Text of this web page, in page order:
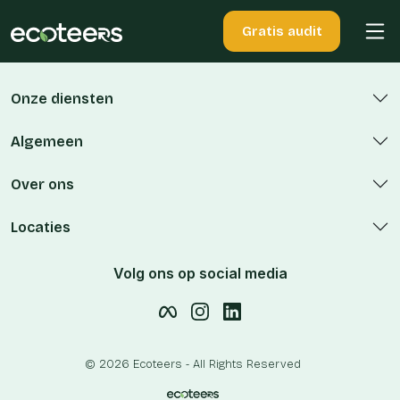
Gratis audit
Onze diensten
Algemeen
Over ons
Locaties
Volg ons op social media
© 2026 Ecoteers - All Rights Reserved